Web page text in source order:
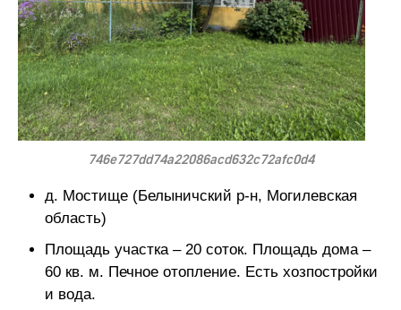
746e727dd74a22086acd632c72afc0d4
д. Мостище (Белыничский р-н, Могилевская
область)
Площадь участка – 20 соток. Площадь дома –
60 кв. м. Печное отопление. Есть хозпостройки
и вода.